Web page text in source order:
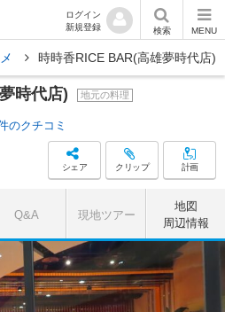
ログイン
新規登録
検索 MENU
時時香RICE BAR(高雄夢時代店)
時代店) 地元の料理
のクチコミ
シェア クリップ 計画
Q&A 現地ツアー
地図
周辺情報